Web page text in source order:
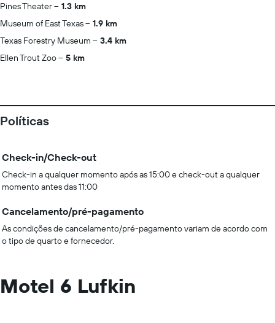
Pines Theater
1.3 km
Museum of East Texas
1.9 km
Texas Forestry Museum
3.4 km
Ellen Trout Zoo
5 km
Políticas
Check-in/Check-out
Check-in a qualquer momento após as 15:00 e check-out a qualquer
momento antes das 11:00
Cancelamento/pré-pagamento
As condições de cancelamento/pré-pagamento variam de acordo com
o tipo de quarto e fornecedor.
Motel 6 Lufkin